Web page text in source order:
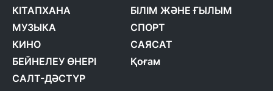
КІТАПХАНА
МУЗЫКА
КИНО
БЕЙНЕЛЕУ ӨНЕРІ
САЛТ-ДӘСТҮР
БІЛІМ ЖӘНЕ ҒЫЛЫМ
СПОРТ
САЯСАТ
Қоғам